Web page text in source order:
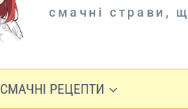
cмачні страви,
СМАЧНІ РЕЦЕПТИ